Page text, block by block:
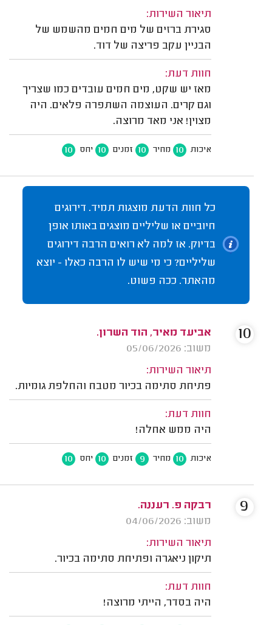
תיאור השירות:
סגירת ברזים של מים חמים מהשמש של
הבניין עקב פריצה של דוד.
חוות דעת:
מאז יש שקט, מים חמים עובדים כמו שצריך
וגם קרים. העוצמה השתפרה פלאים. היה
מצוין! אני מאד מרוצה.
איכות 10 מחיר 10 זמנים 10 יחס 10
כל חוות הדעת מוצגות תמיד. דירוגים
חיוביים או שליליים מוצגים באותו אופן
בדיוק. אז למה לא רואים הרבה דירוגים
שליליים? כי מי שיש לו הרבה כאלו - יוצא
מהאתר. ככה פשוט.
אביעד מאיר, הוד השרון.
משוב: 05/06/2026
תיאור השירות:
פתיחת סתימה בכיור מטבח והחלפת גומיות.
חוות דעת:
היה ממש אחלה!
איכות 10 מחיר 9 זמנים 10 יחס 10
10
רבקה פ. רעננה.
משוב: 04/06/2026
תיאור השירות:
תיקון ניאגרה ופתיחת סתימה בכיור.
חוות דעת:
היה בסדר, הייתי מרוצה!
9